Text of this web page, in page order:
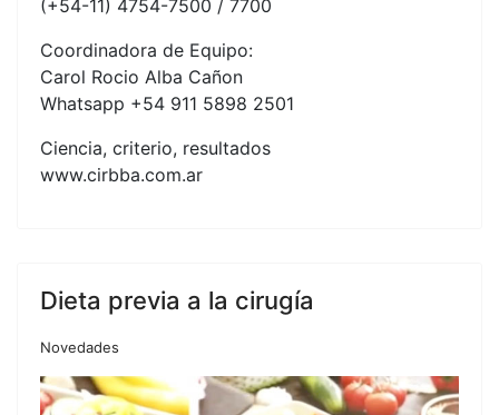
(+54-11) 4754-7500 / 7700
Coordinadora de Equipo:
Carol Rocio Alba Cañon
Whatsapp +54 911 5898 2501
Ciencia, criterio, resultados
www.cirbba.com.ar
Dieta previa a la cirugía
Novedades